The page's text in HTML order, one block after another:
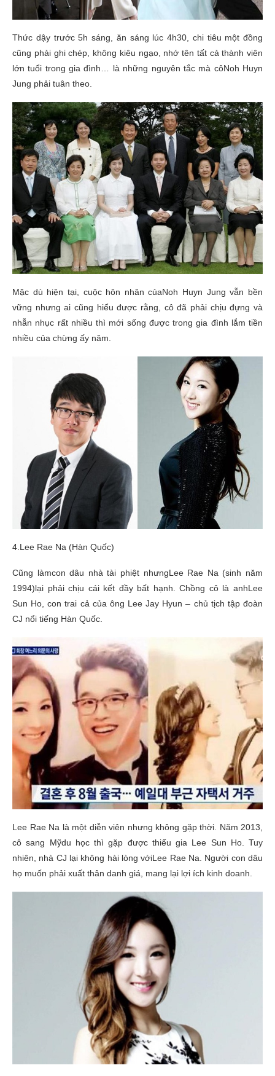
Thức dậy trước 5h sáng, ăn sáng lúc 4h30, chi tiêu một đồng
cũng phải ghi chép, không kiêu ngạo, nhớ tên tất cả thành viên
lớn tuổi trong gia đình… là những nguyên tắc mà côNoh Huyn
Jung phải tuân theo.
Mặc dù hiện tại, cuộc hôn nhân củaNoh Huyn Jung vẫn bền
vững nhưng ai cũng hiểu được rằng, cô đã phải chịu đựng và
nhẫn nhục rất nhiều thì mới sống được trong gia đình lắm tiền
nhiều của chừng ấy năm.
4.Lee Rae Na (Hàn Quốc)
Cũng làmcon dâu nhà tài phiệt nhưngLee Rae Na (sinh năm
1994)lại phải chịu cái kết đầy bất hạnh. Chồng cô là anhLee
Sun Ho, con trai cả của ông Lee Jay Hyun – chủ tịch tập đoàn
CJ nổi tiếng Hàn Quốc.
Lee Rae Na là một diễn viên nhưng không gặp thời. Năm 2013,
cô sang Mỹdu học thì gặp được thiếu gia Lee Sun Ho. Tuy
nhiên, nhà CJ lại không hài lòng vớiLee Rae Na. Người con dâu
họ muốn phải xuất thân danh giá, mang lại lợi ích kinh doanh.